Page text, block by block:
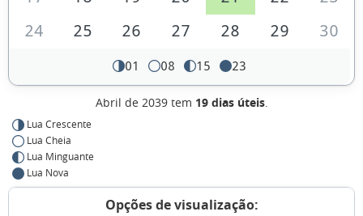
24
25 26 27 28 29 30
01 08 15 23
Abril de 2039 tem 19 dias úteis.
Lua Crescente
Lua Cheia
Lua Minguante
Lua Nova
Opções de visualização: